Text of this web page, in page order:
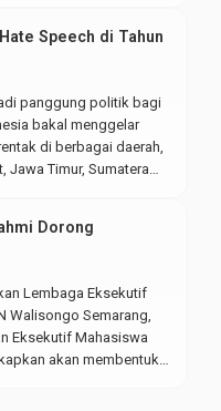
03/207). Nur Afifah
acara tersebut
Speech di Tahun
panggung politik bagi
bakal menggelar
di berbagai daerah,
Jawa Timur, Sumatera
Dorong
Lembaga Eksekutif
Walisongo Semarang,
Eksekutif Mahasiswa
akan membentuk